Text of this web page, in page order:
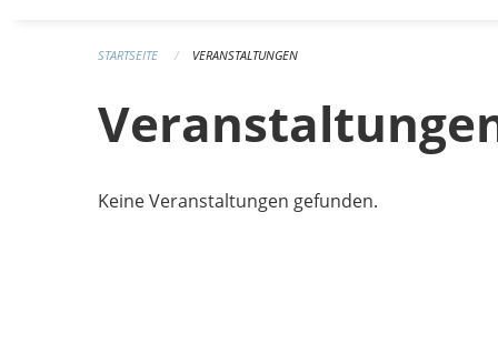
STARTSEITE VERANSTALTUNGEN
Keine Veranstaltungen gefunden.